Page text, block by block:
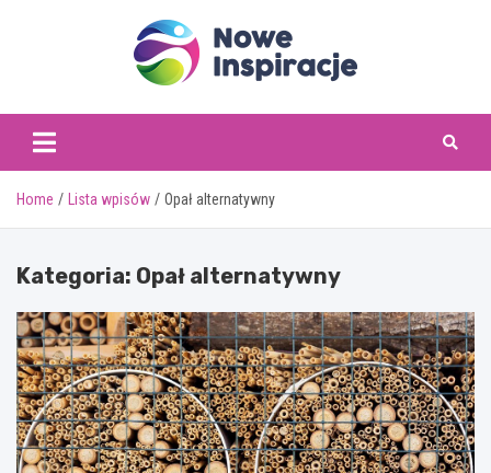
Home Lista wpisów Opał alternatywny
Kategoria: Opał alternatywny